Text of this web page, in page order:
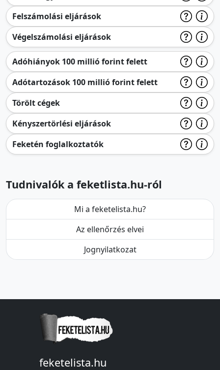
Felszámolási eljárások
Végelszámolási eljárások
Adóhiányok 100 millió forint felett
Adótartozások 100 millió forint felett
Törölt cégek
Kényszertörlési eljárások
Feketén foglalkoztatók
Tudnivalók a feketlista.hu-ról
Mi a feketelista.hu?
Az ellenőrzés elvei
Jognyilatkozat
feketelista.hu